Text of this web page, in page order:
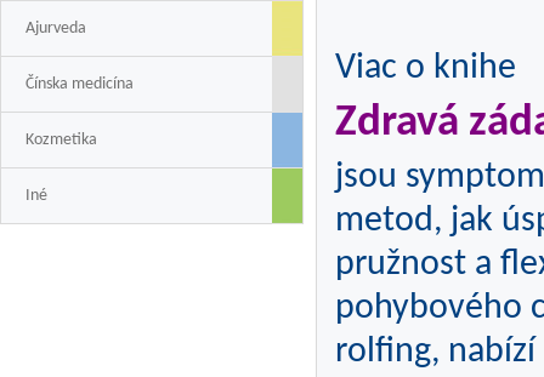
Ajurveda
Čínska medicína
Kozmetika
Iné
Viac o knihe
Zdravá
jsou
metod, jak
pružnost a
pohybového
rolfing,